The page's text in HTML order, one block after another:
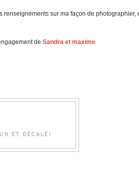
renseignements sur ma façon de photographier,
de Sandra et maxime